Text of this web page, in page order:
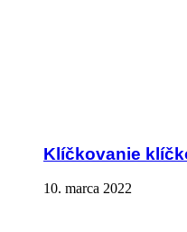
Klíčkovanie
10. marca 2022